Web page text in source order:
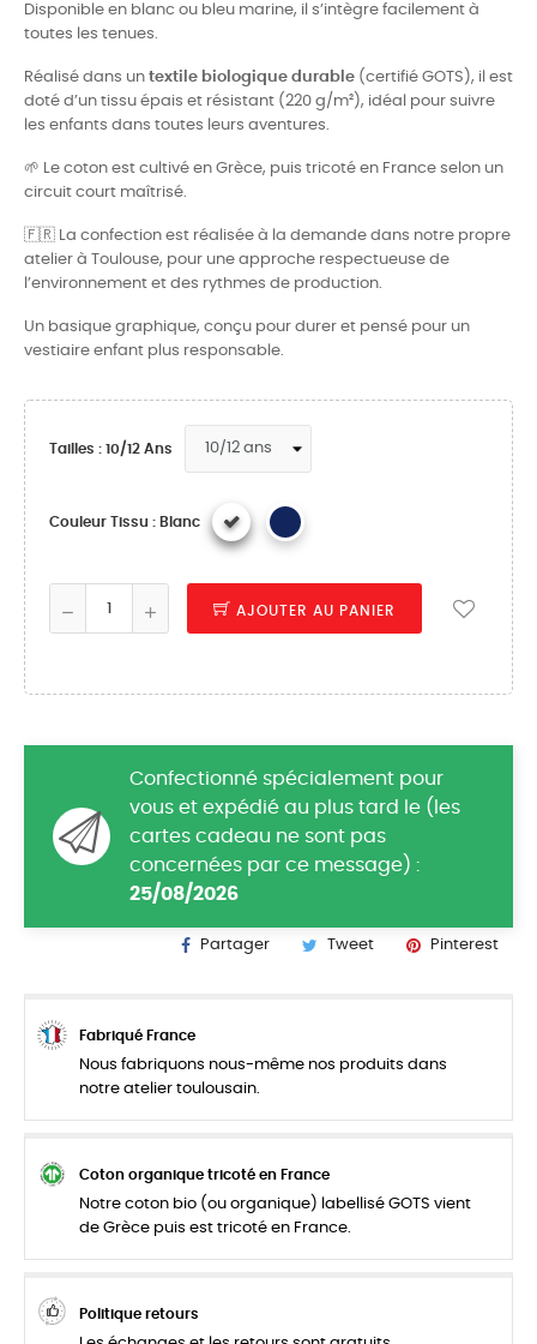
Disponible en blanc ou bleu marine, il s’intègre facilement à
toutes les tenues.
Réalisé dans un textile biologique durable (certifié GOTS), il est
doté d’un tissu épais et résistant (220 g/m²), idéal pour suivre
les enfants dans toutes leurs aventures.
🌱 Le coton est cultivé en Grèce, puis tricoté en France selon un
circuit court maîtrisé.
🇫🇷 La confection est réalisée à la demande dans notre propre
atelier à Toulouse, pour une approche respectueuse de
l’environnement et des rythmes de production.
Un basique graphique, conçu pour durer et pensé pour un
vestiaire enfant plus responsable.
Tailles : 10/12 Ans
Couleur Tissu : Blanc
AJOUTER AU PANIER
Confectionné spécialement pour
vous et expédié au plus tard le (les
cartes cadeau ne sont pas
concernées par ce message) :
25/08/2026
Partager Tweet Pinterest
Fabriqué France
Nous fabriquons nous-même nos produits dans
notre atelier toulousain.
Coton organique tricoté en France
Notre coton bio (ou organique) labellisé GOTS vient
de Grèce puis est tricoté en France.
Politique retours